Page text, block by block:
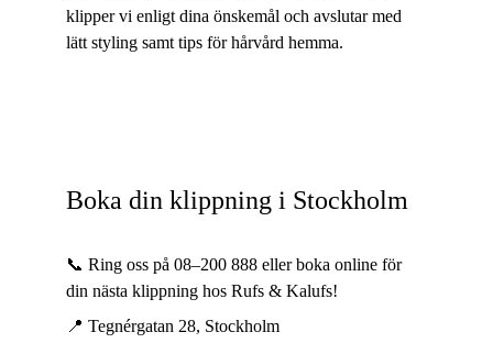
Boka din klippning i Stockholm
📞 Ring oss på 08–200 888 eller boka online för
din nästa klippning hos Rufs & Kalufs!
📍 Tegnérgatan 28, Stockholm
klipper vi enligt dina önskemål och avslutar med
lätt styling samt tips för hårvård hemma.